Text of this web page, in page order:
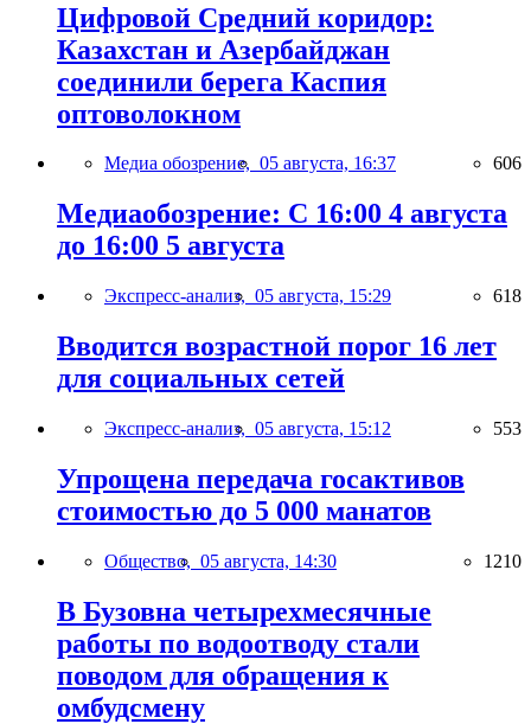
Цифровой Средний коридор:
Казахстан и Азербайджан
соединили берега Каспия
оптоволокном
Медиа обозрение, 05 августа, 16:37 606
Медиаобозрение: С 16:00 4 августа
до 16:00 5 августа
Экспресс-анализ, 05 августа, 15:29 618
Вводится возрастной порог 16 лет
для социальных сетей
Экспресс-анализ, 05 августа, 15:12 553
Упрощена передача госактивов
стоимостью до 5 000 манатов
Общество, 05 августа, 14:30 1210
В Бузовна четырехмесячные
работы по водоотводу стали
поводом для обращения к
омбудсмену